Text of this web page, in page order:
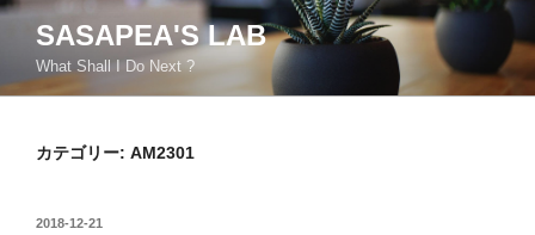
コ
ン
SASAPEA'S LAB
What Shall I Do Next ?
カテゴリー: AM2301
投
2018-12-21